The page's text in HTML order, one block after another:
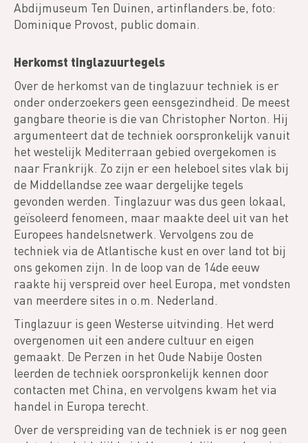
Abdijmuseum Ten Duinen, artinflanders.be, foto:
Dominique Provost, public domain.
Herkomst tinglazuurtegels
Over de herkomst van de tinglazuur techniek is er
onder onderzoekers geen eensgezindheid. De meest
gangbare theorie is die van Christopher Norton. Hij
argumenteert dat de techniek oorspronkelijk vanuit
het westelijk Mediterraan gebied overgekomen is
naar Frankrijk. Zo zijn er een heleboel sites vlak bij
de Middellandse zee waar dergelijke tegels
gevonden werden. Tinglazuur was dus geen lokaal,
geïsoleerd fenomeen, maar maakte deel uit van het
Europees handelsnetwerk. Vervolgens zou de
techniek via de Atlantische kust en over land tot bij
ons gekomen zijn. In de loop van de 14de eeuw
raakte hij verspreid over heel Europa, met vondsten
van meerdere sites in o.m. Nederland.
Tinglazuur is geen Westerse uitvinding. Het werd
overgenomen uit een andere cultuur en eigen
gemaakt. De Perzen in het Oude Nabije Oosten
leerden de techniek oorspronkelijk kennen door
contacten met China, en vervolgens kwam het via
handel in Europa terecht.
Over de verspreiding van de techniek is er nog geen